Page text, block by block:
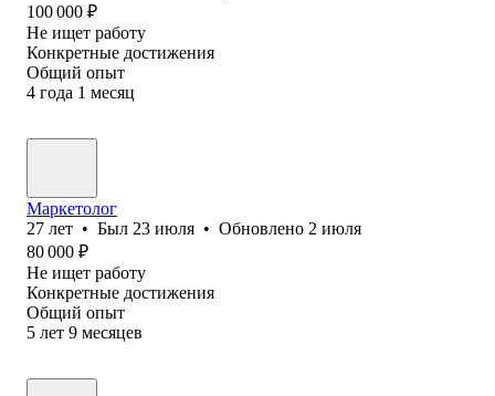
100 000 ₽
Не ищет работу
Конкретные достижения
Общий опыт
4 года 1 месяц
Маркетолог
27 лет • Был 23 июля • Обновлено 2 июля
80 000 ₽
Не ищет работу
Конкретные достижения
Общий опыт
5 лет 9 месяцев